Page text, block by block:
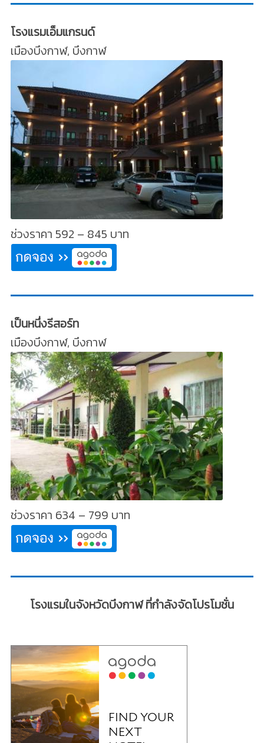
โรงแรมเอ็มแกรนด์
เมืองบึงกาฬ, บึงกาฬ
ช่วงราคา 592 – 845 บาท
เป็นหนึ่งรีสอร์ท
เมืองบึงกาฬ, บึงกาฬ
ช่วงราคา 634 – 799 บาท
โรงแรมในจังหวัดบึงกาฬ ที่กำลังจัดโปรโมชั่น